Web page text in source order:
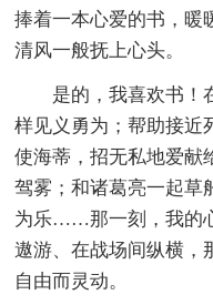
捧着一本心爱的书，暖
清风一般抚上心头。
是的，我喜欢书！
样见义勇为；帮助接近
使海蒂，招无私地爱献
驾雾；和诸葛亮一起草
为乐……那一刻，我的
遨游、在战场间纵横，
自由而灵动。